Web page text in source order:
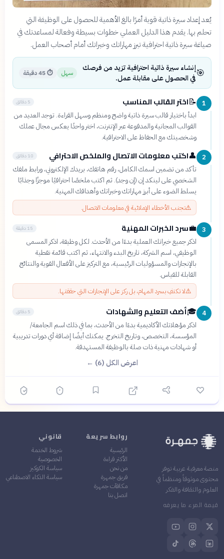
يُعد إعداد سيرة ذاتية قوية أمرًا بالغ الأهمية للحصول على الوظيفة التي
تحلم بها. يقدم هذا الدليل العملي خطوات بسيطة وفعالة لمساعدتك في
صياغة سيرة ذاتية احترافية تبرز مهاراتك وخبراتك أمام أصحاب العمل.
🎯إنشاء سيرة ذاتية احترافية تزيد من فرصك
في الحصول على مقابلة عمل.
سهل ⏱45 دقيقة
1
📝اختر القالب المناسب 5 دقائق
ابدأ باختيار قالب سيرة ذاتية واضح ومنظم وسهل القراءة. توجد العديد من
القوالب المجانية والمدفوعة عبر الإنترنت، اختر واحدًا يعكس مجال عملك
وشخصيتك مع الحفاظ على الاحترافية.
2
👤اكتب معلومات الاتصال والملخص الاحترافي 10 دقائق
تأكد من تضمين اسمك الكامل، رقم هاتفك، بريدك الإلكتروني، ورابط ملفك
الشخصي على لينكد إن (إن وجد). ثم اكتب ملخصًا احترافيًا موجزًا وجذابًا
يسلط الضوء على أبرز مهاراتك وخبراتك وأهدافك المهنية.
⚠️تجنب الأخطاء الإملائية في معلومات الاتصال.
3
💼سرد الخبرات المهنية 15 دقيقة
اذكر جميع خبراتك العملية بدءًا من الأحدث. لكل وظيفة، اذكر المسمى
الوظيفي، اسم الشركة، تاريخ البدء والانتهاء، ثم اكتب قائمة نقطية
بالإنجازات والمسؤوليات الرئيسية، مع التركيز على الأفعال القوية والنتائج
القابلة للقياس.
⚠️لا تكتفِ بسرد المهام، بل ركز على الإنجازات التي حققتها.
4
🎓أضف التعليم والشهادات 5 دقائق
اذكر مؤهلاتك الأكاديمية بدءًا من الأحدث، بما في ذلك اسم الجامعة/
المؤسسة، التخصص، وتاريخ التخرج. يمكنك أيضًا إضافة أي دورات تدريبية
أو شهادات مهنية ذات صلة بالوظيفة المستهدفة.
اعرض الكل (6) ←
منصة معرفية عربية توفر
محتوى موثوقاً ومنظماً في
العلوم والثقافة والفكر
قيمة المرء ما يعرفه
روابط سريعة
الرئيسية
الأكثر قراءة
من نحن
فريق جمهرة
مكافآت جمهرة
اتصل بنا
قانوني
شروط الخدمة
الخصوصية
سياسة الكوكيز
سياسة الذكاء الاصطناعي